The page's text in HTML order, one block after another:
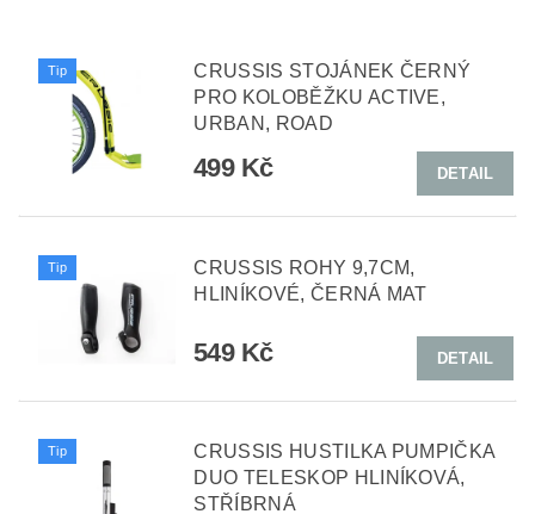
Tip
CRUSSIS STOJÁNEK ČERNÝ
PRO KOLOBĚŽKU ACTIVE,
URBAN, ROAD
499 Kč DETAIL
Tip
CRUSSIS ROHY 9,7CM,
HLINÍKOVÉ, ČERNÁ MAT
549 Kč DETAIL
Tip
CRUSSIS HUSTILKA PUMPIČKA
DUO TELESKOP HLINÍKOVÁ,
STŘÍBRNÁ